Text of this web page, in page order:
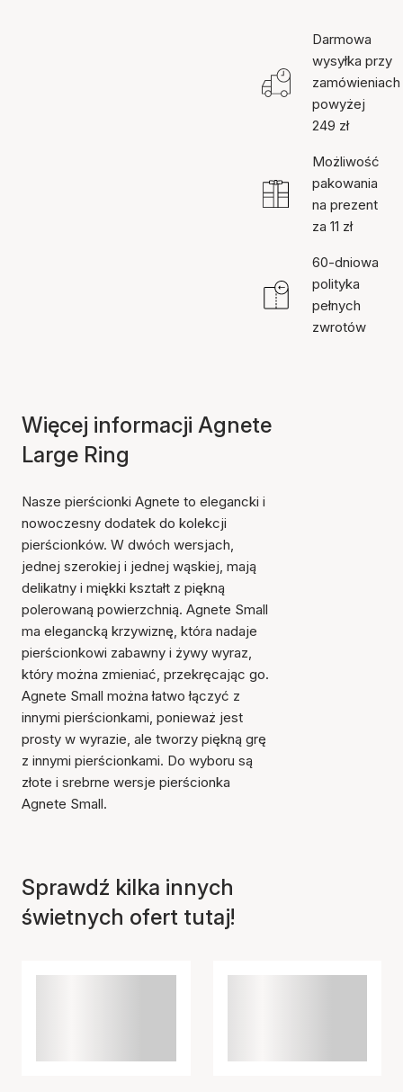
Darmowa
wysyłka przy
zamówieniach
powyżej
249 zł
Możliwość
pakowania
na prezent
za 11 zł
60-dniowa
polityka
pełnych
zwrotów
Więcej informacji Agnete
Large Ring
Nasze pierścionki Agnete to elegancki i
nowoczesny dodatek do kolekcji
pierścionków. W dwóch wersjach,
jednej szerokiej i jednej wąskiej, mają
delikatny i miękki kształt z piękną
polerowaną powierzchnią. Agnete Small
ma elegancką krzywiznę, która nadaje
pierścionkowi zabawny i żywy wyraz,
który można zmieniać, przekręcając go.
Agnete Small można łatwo łączyć z
innymi pierścionkami, ponieważ jest
prosty w wyrazie, ale tworzy piękną grę
z innymi pierścionkami. Do wyboru są
złote i srebrne wersje pierścionka
Agnete Small.
Sprawdź kilka innych
świetnych ofert tutaj!